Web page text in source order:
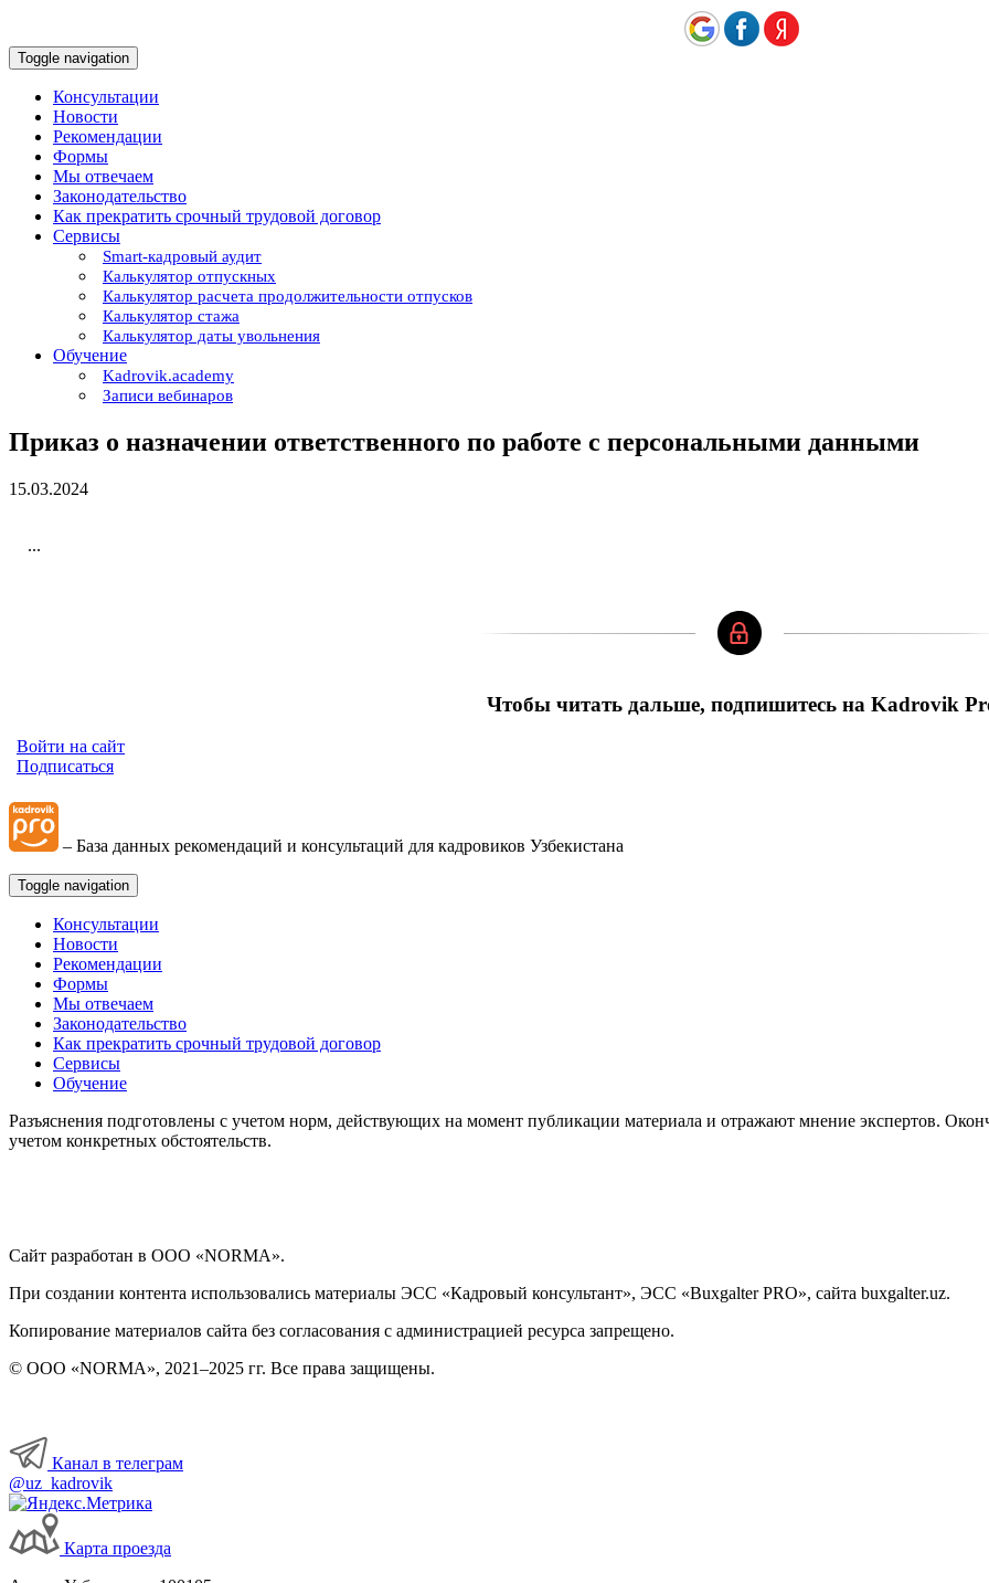
Toggle navigation
Консультации
Новости
Рекомендации
Формы
Мы отвечаем
Законодательство
Как прекратить срочный трудовой договор
Сервисы
Smart-кадровый аудит
Калькулятор отпускных
Калькулятор расчета продолжительности отпусков
Калькулятор стажа
Калькулятор даты увольнения
Обучение
Kadrovik.academy
Записи вебинаров
Приказ о назначении ответственного по работе с персональными данными
15.03.2024
...
Чтобы читать дальше, подпишитесь на Kadrovik
Войти на сайт
Подписаться
– База данных рекомендаций и консультаций для кадровиков Узбекистана
Toggle navigation
Консультации
Новости
Рекомендации
Формы
Мы отвечаем
Законодательство
Как прекратить срочный трудовой договор
Сервисы
Обучение
Разъяснения подготовлены с учетом норм, действующих на момент публикации материала и отражают мнение экспертов.
учетом конкретных обстоятельств.
Сайт разработан в ООО «NORMA».
При создании контента использовались материалы ЭСС «Кадровый консультант», ЭСС «Buxgalter PRO», сайта buxgalter.uz.
Копирование материалов сайта без согласования с администрацией ресурса запрещено.
© ООО «NORMA», 2021–2025 гг. Все права защищены.
Канал в телеграм
@uz_kadrovik
Карта проезда